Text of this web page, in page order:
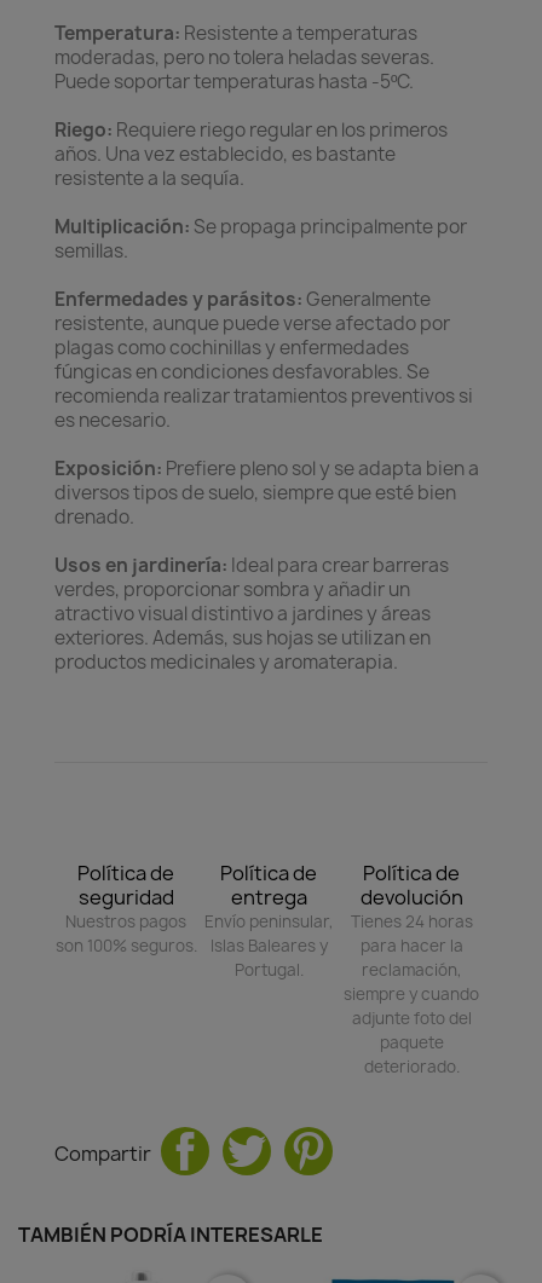
Temperatura: Resistente a temperaturas
moderadas, pero no tolera heladas severas.
Puede soportar temperaturas hasta -5ºC.
Riego: Requiere riego regular en los primeros
años. Una vez establecido, es bastante
resistente a la sequía.
Multiplicación: Se propaga principalmente por
semillas.
Enfermedades y parásitos: Generalmente
resistente, aunque puede verse afectado por
plagas como cochinillas y enfermedades
fúngicas en condiciones desfavorables. Se
recomienda realizar tratamientos preventivos si
es necesario.
Exposición: Prefiere pleno sol y se adapta bien a
diversos tipos de suelo, siempre que esté bien
drenado.
Usos en jardinería: Ideal para crear barreras
verdes, proporcionar sombra y añadir un
atractivo visual distintivo a jardines y áreas
exteriores. Además, sus hojas se utilizan en
productos medicinales y aromaterapia.
Política de
seguridad
Nuestros pagos
son 100% seguros.
Política de
entrega
Envío peninsular,
Islas Baleares y
Portugal.
Política de
devolución
Tienes 24 horas
para hacer la
reclamación,
siempre y cuando
adjunte foto del
paquete
deteriorado.
Compartir
TAMBIÉN PODRÍA INTERESARLE